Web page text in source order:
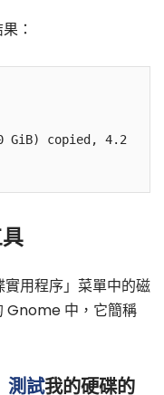
：
GiB) copied, 4.2
用程序」菜單中的磁
Gnome 中，它簡稱
測試我的硬碟的